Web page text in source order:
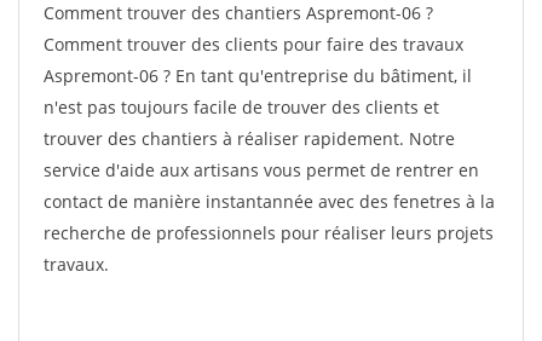
Comment trouver des chantiers Aspremont-06 ?
Comment trouver des clients pour faire des travaux
Aspremont-06 ? En tant qu'entreprise du bâtiment, il
n'est pas toujours facile de trouver des clients et
trouver des chantiers à réaliser rapidement. Notre
service d'aide aux artisans vous permet de rentrer en
contact de manière instantannée avec des fenetres à la
recherche de professionnels pour réaliser leurs projets
travaux.